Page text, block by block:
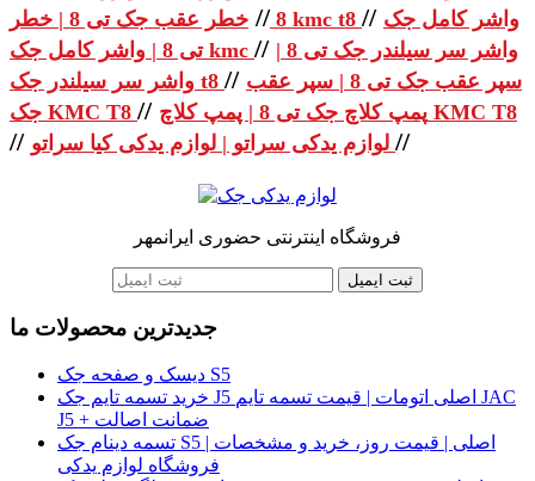
8
// خطر عقب جک تی 8 | خطر kmc t8 // واشر کامل جک
تی 8 | واشر کامل جک kmc // واشر سر سیلندر جک تی 8 |
واشر سر سیلندر جک t8 // سپر عقب جک تی 8 | سپر عقب
جک KMC T8 // پمپ کلاچ جک تی 8 | پمپ کلاچ KMC T8
// //
فروشگاه اینترنتی حضوری ایرانمهر
ثبت ایمیل
جدیدترین محصولات ما
دیسک و صفحه جک S5
خرید تسمه تایم جک J5 اصلی اتومات | قیمت تسمه تایم JAC
J5 + ضمانت اصالت
تسمه دینام جک S5 اصلی | قیمت روز، خرید و مشخصات |
فروشگاه لوازم یدکی